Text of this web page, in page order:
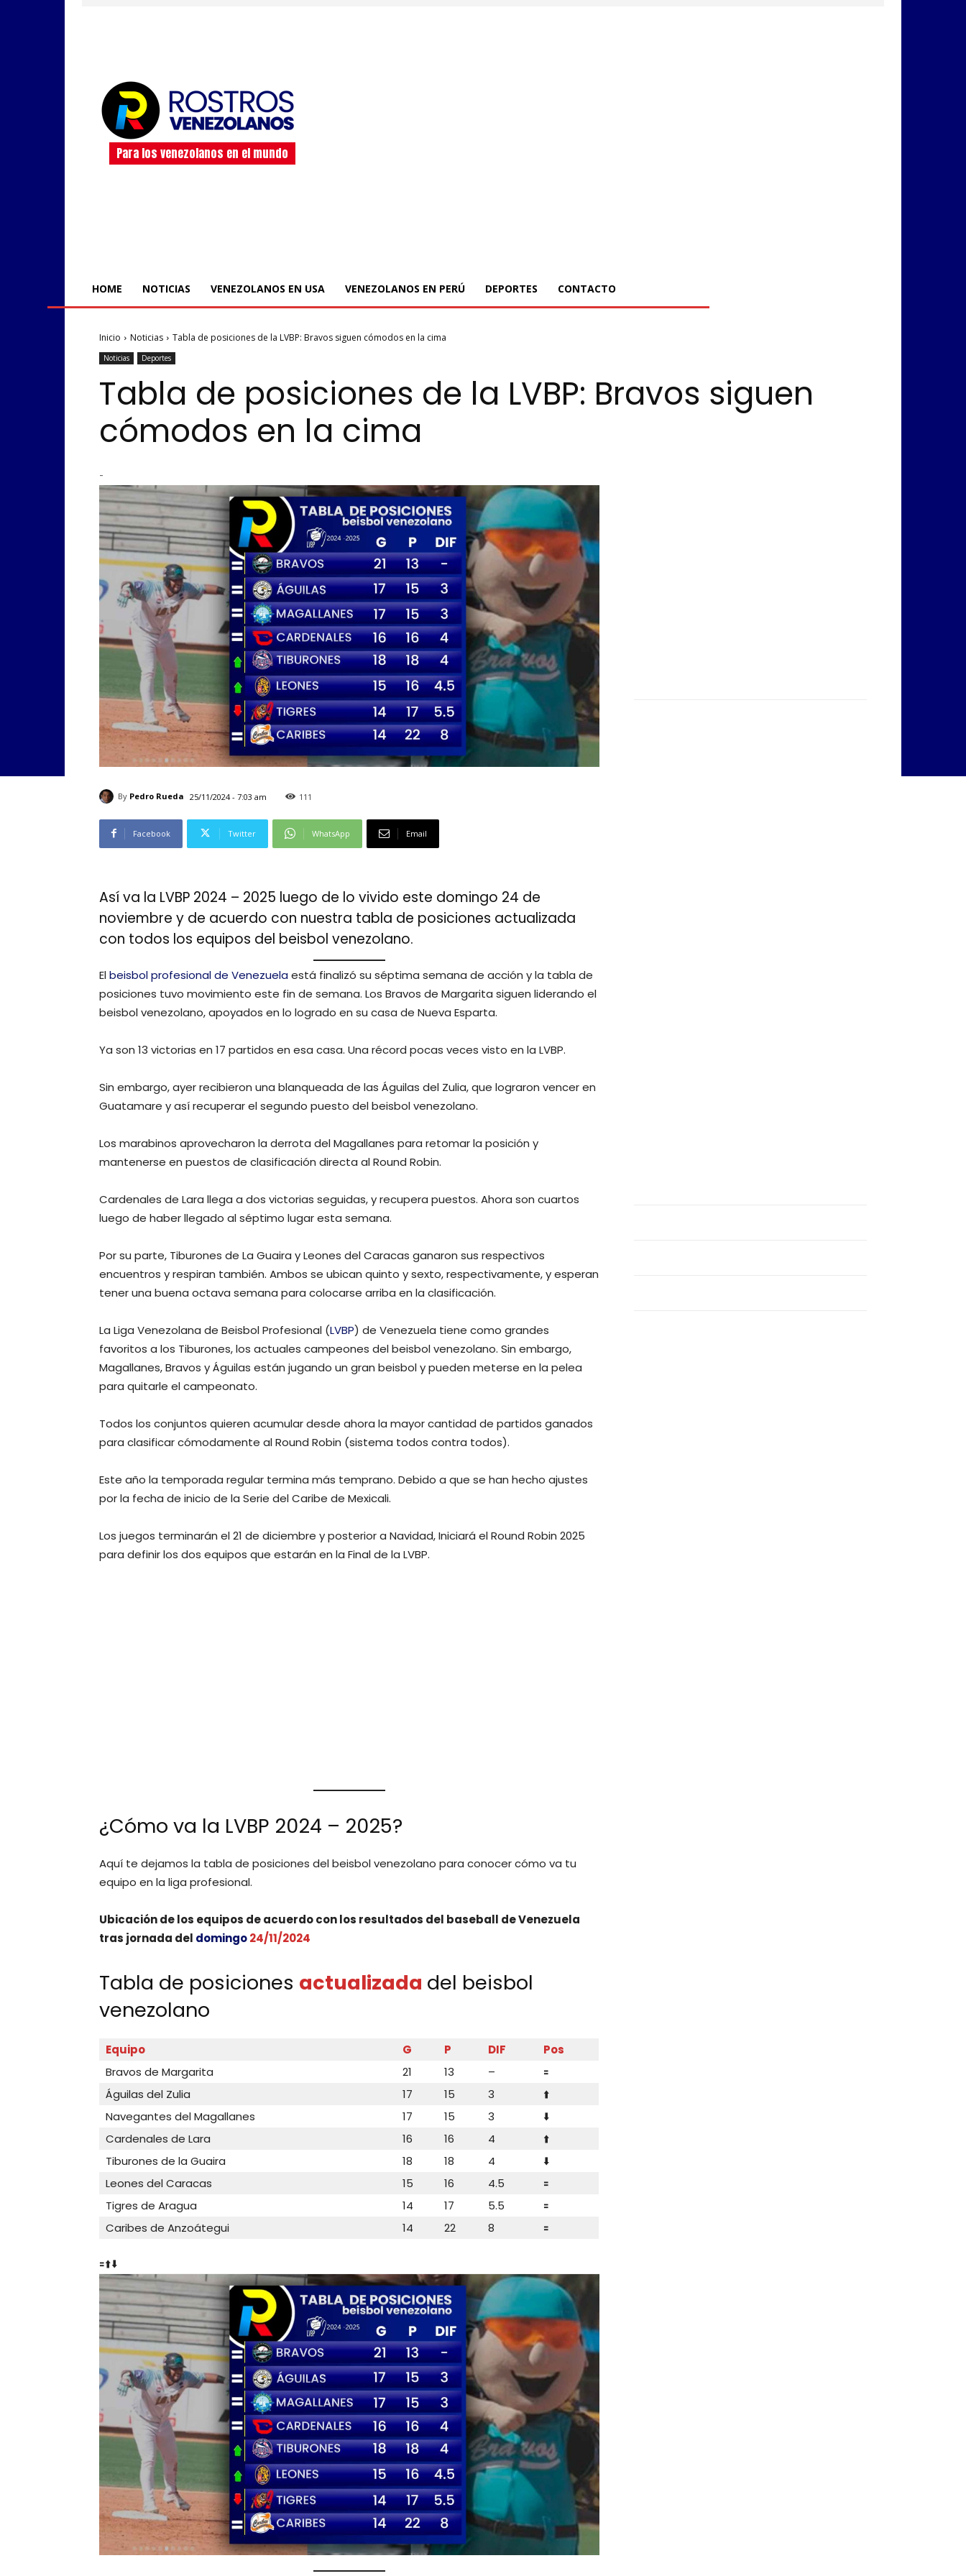
Para los venezolanos en el mundo
HOME NOTICIAS VENEZOLANOS EN USA VENEZOLANOS EN PERÚ DEPORTES CONTACTO
Inicio Noticias Tabla de posiciones de la LVBP: Bravos siguen cómodos en la cima
Noticias Deportes
Tabla de posiciones de la LVBP: Bravos siguen
cómodos en la cima
-
By Pedro Rueda 25/11/2024 - 7:03 am 111
Facebook Twitter WhatsApp Email
Así va la LVBP 2024 – 2025 luego de lo vivido este domingo 24 de
noviembre y de acuerdo con nuestra tabla de posiciones actualizada
con todos los equipos del beisbol venezolano.
Elbeisbol profesional de Venezuelaestá finalizó su séptima semana de acción y la tabla de
posiciones tuvo movimiento este fin de semana. Los Bravos de Margarita siguen liderando el
beisbol venezolano, apoyados en lo logrado en su casa de Nueva Esparta.
Ya son 13 victorias en 17 partidos en esa casa. Una récord pocas veces visto en la LVBP.
Sin embargo, ayer recibieron una blanqueada de las Águilas del Zulia, que lograron vencer en
Guatamare y así recuperar el segundo puesto del beisbol venezolano.
Los marabinos aprovecharon la derrota del Magallanes para retomar la posición y
mantenerse en puestos de clasificación directa al Round Robin.
Cardenales de Lara llega a dos victorias seguidas, y recupera puestos. Ahora son cuartos
luego de haber llegado al séptimo lugar esta semana.
Por su parte, Tiburones de La Guaira y Leones del Caracas ganaron sus respectivos
encuentros y respiran también. Ambos se ubican quinto y sexto, respectivamente, y esperan
tener una buena octava semana para colocarse arriba en la clasificación.
La Liga Venezolana de Beisbol Profesional (LVBP) de Venezuela tiene como grandes
favoritos a los Tiburones, los actuales campeones del beisbol venezolano. Sin embargo,
Magallanes, Bravos y Águilas están jugando un gran beisbol y pueden meterse en la pelea
para quitarle el campeonato.
Todos los conjuntos quieren acumular desde ahora la mayor cantidad de partidos ganados
para clasificar cómodamente al Round Robin (sistema todos contra todos).
Este año la temporada regular termina más temprano. Debido a que se han hecho ajustes
por la fecha de inicio de la Serie del Caribe de Mexicali.
Los juegos terminarán el 21 de diciembre y posterior a Navidad, Iniciará el Round Robin 2025
para definir los dos equipos que estarán en la Final de la LVBP.
¿Cómo va la LVBP 2024 – 2025?
Aquí te dejamos la tabla de posiciones del beisbol venezolano para conocer cómo va tu
equipo en la liga profesional.
Ubicación de los equipos de acuerdo con los resultados del baseball de Venezuela
tras jornada del domingo24/11/2024
Tabla de posiciones actualizada del beisbol
venezolano
Equipo G P DIF
Pos
Bravos de Margarita
21 13 –
🟰
Águilas del Zulia
17 15 3
⬆️
Navegantes del Magallanes
17 15 3
⬇️
Cardenales de Lara
16 16 4
⬆️
Tiburones de la Guaira
18 18 4
⬇️
Leones del Caracas
15 16 4.5
🟰
Tigres de Aragua
14 17 5.5
🟰
Caribes de Anzoátegui
14 22 8 🟰
🟰⬆️⬇️